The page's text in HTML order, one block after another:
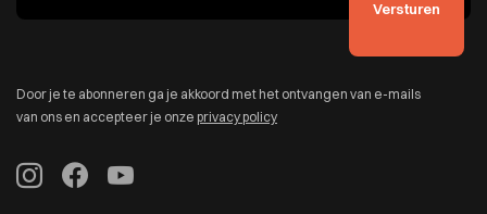
Door je te abonneren ga je akkoord met het ontvangen van e-mails
van ons en accepteer je onze privacy policy